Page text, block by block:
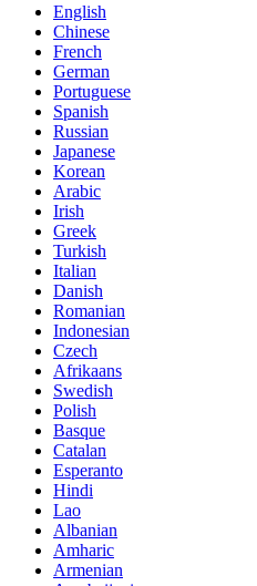
English
Chinese
French
German
Portuguese
Spanish
Russian
Japanese
Korean
Arabic
Irish
Greek
Turkish
Italian
Danish
Romanian
Indonesian
Czech
Afrikaans
Swedish
Polish
Basque
Catalan
Esperanto
Hindi
Lao
Albanian
Amharic
Armenian